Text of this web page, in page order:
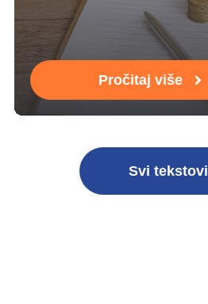
Pročitaj više
Svi tekstovi